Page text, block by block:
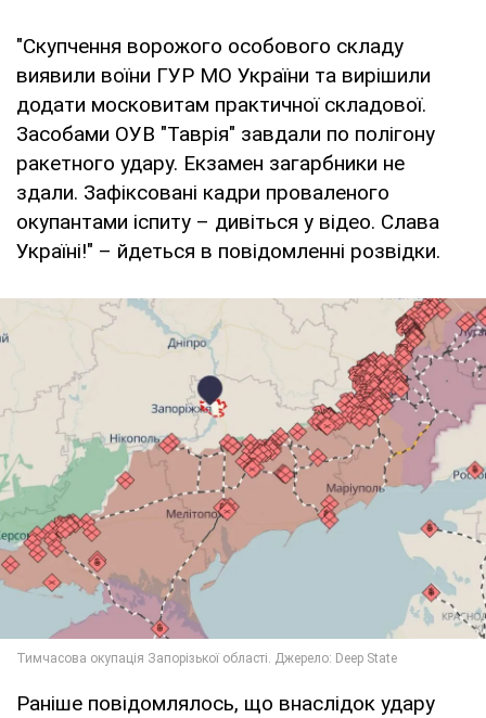
"Скупчення ворожого особового складу
виявили воїни ГУР МО України та вирішили
додати московитам практичної складової.
Засобами ОУВ "Таврія" завдали по полігону
ракетного удару. Екзамен загарбники не
здали. Зафіксовані кадри проваленого
окупантами іспиту – дивіться у відео. Слава
Україні!" – йдеться в повідомленні розвідки.
Раніше повідомлялось, що внаслідок удару